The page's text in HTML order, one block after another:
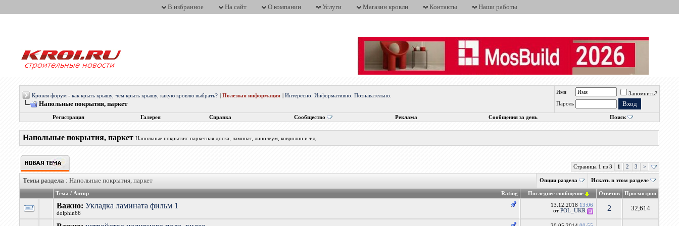
В избранное На сайт О компании Услуги Магазин кровли Контакты Наши работы
Кровля форум - как крыть крышу, чем крыть крышу, какую кровлю выбрать? |Полезная информация |Интересно. Информативно. Познавательно.
Напольные покрытия, паркет
Имя
Запомнить?
Пароль
Регистрация Галерея Справка Сообщество Реклама Сообщения за день Поиск
Напольные покрытия, паркет Напольные покрытия: паркетная доска, ламинат, линолеум, ковролин и т.д.
Страница 1 из 3 1 2 3 >
Темы раздела : Напольные покрытия, паркет Опции раздела Искать в этом разделе
Rating
Тема / Автор Последнее сообщение Ответов Просмотров
Важно:Укладка ламината фильм 1
dolphin66
13.12.2018 13:06
отPOL_UKR 2 32,614